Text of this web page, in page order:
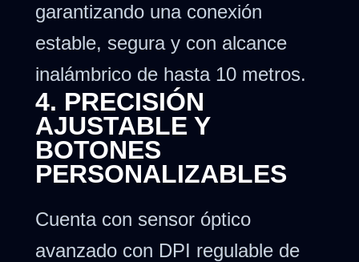
garantizando una conexión
estable, segura y con alcance
inalámbrico de hasta 10 metros.
4. PRECISIÓN
AJUSTABLE Y
BOTONES
PERSONALIZABLES
Cuenta con sensor óptico
avanzado con DPI regulable de